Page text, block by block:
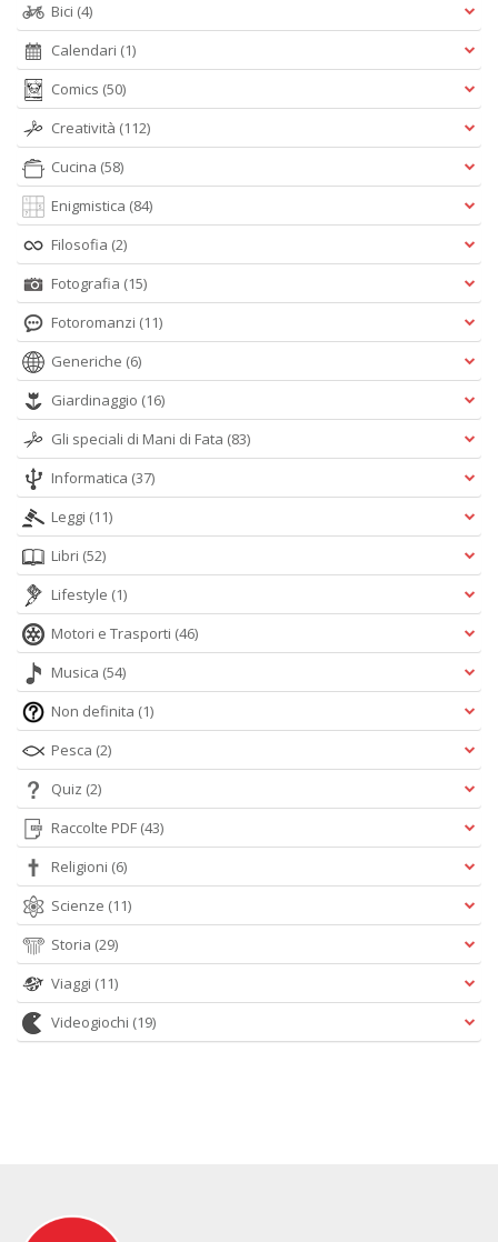
Bici (4)
Calendari (1)
Comics (50)
Creatività (112)
Cucina (58)
Enigmistica (84)
Filosofia (2)
Fotografia (15)
Fotoromanzi (11)
Generiche (6)
Giardinaggio (16)
Gli speciali di Mani di Fata (83)
Informatica (37)
Leggi (11)
Libri (52)
Lifestyle (1)
Motori e Trasporti (46)
Musica (54)
Non definita (1)
Pesca (2)
Quiz (2)
Raccolte PDF (43)
Religioni (6)
Scienze (11)
Storia (29)
Viaggi (11)
Videogiochi (19)